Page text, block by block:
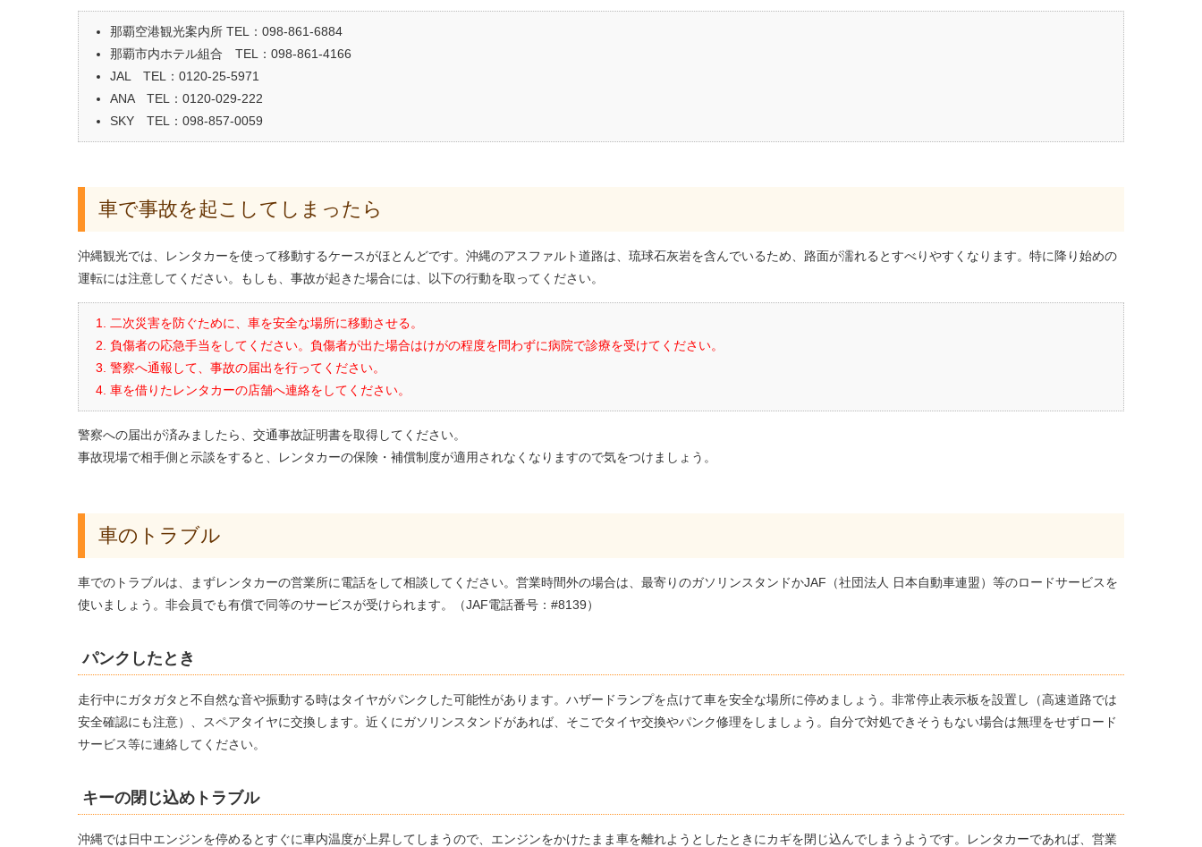
那覇空港観光案内所 TEL：098-861-6884
那覇市内ホテル組合 TEL：098-861-4166
JAL TEL：0120-25-5971
ANA TEL：0120-029-222
SKY TEL：098-857-0059
車で事故を起こしてしまったら
沖縄観光では、レンタカーを使って移動するケースがほとんどです。沖縄のアスファルト道路は、琉球石灰岩を含んでいるため、路面が濡れるとすべりやすくなります。特に降り始めの
運転には注意してください。もしも、事故が起きた場合には、以下の行動を取ってください。
二次災害を防ぐために、車を安全な場所に移動させる。
負傷者の応急手当をしてください。負傷者が出た場合はけがの程度を問わずに病院で診療を受けてください。
警察へ通報して、事故の届出を行ってください。
車を借りたレンタカーの店舗へ連絡をしてください。
警察への届出が済みましたら、交通事故証明書を取得してください。
事故現場で相手側と示談をすると、レンタカーの保険・補償制度が適用されなくなりますので気をつけましょう。
車のトラブル
車でのトラブルは、まずレンタカーの営業所に電話をして相談してください。営業時間外の場合は、最寄りのガソリンスタンドかJAF（社団法人 日本自動車連盟）等のロードサービスを
使いましょう。非会員でも有償で同等のサービスが受けられます。（JAF電話番号：#8139）
パンクしたとき
走行中にガタガタと不自然な音や振動する時はタイヤがパンクした可能性があります。ハザードランプを点けて車を安全な場所に停めましょう。非常停止表示板を設置し（高速道路では
安全確認にも注意）、スペアタイヤに交換します。近くにガソリンスタンドがあれば、そこでタイヤ交換やパンク修理をしましょう。自分で対処できそうもない場合は無理をせずロード
サービス等に連絡してください。
キーの閉じ込めトラブル
沖縄では日中エンジンを停めるとすぐに車内温度が上昇してしまうので、エンジンをかけたまま車を離れようとしたときにカギを閉じ込んでしまうようです。レンタカーであれば、営業